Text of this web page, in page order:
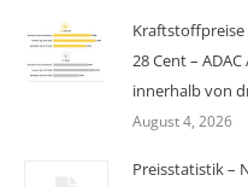
Kraftstoffpreise
28 Cent –
innerhalb von
August 4, 2026
Preisstatistik –